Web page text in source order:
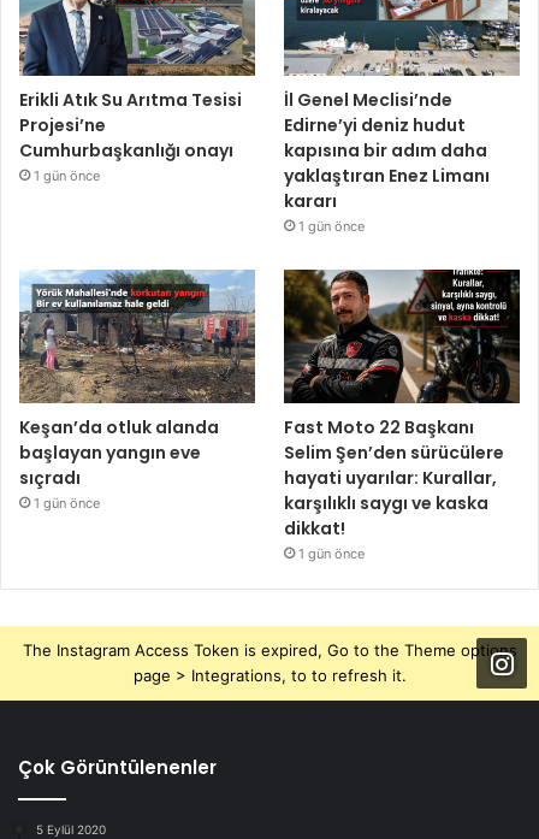
Erikli Atık Su Arıtma Tesisi
Projesi’ne
Cumhurbaşkanlığı onayı
1 gün önce
İl Genel Meclisi’nde
Edirne’yi deniz hudut
kapısına bir adım daha
yaklaştıran Enez Limanı
kararı
1 gün önce
Keşan’da otluk alanda
başlayan yangın eve
sıçradı
1 gün önce
Fast Moto 22 Başkanı
Selim Şen’den sürücülere
hayati uyarılar: Kurallar,
karşılıklı saygı ve kaska
dikkat!
1 gün önce
The Instagram Access Token is expired, Go to the Theme options
page > Integrations, to to refresh it.
Çok Görüntülenenler
5 Eylül 2020